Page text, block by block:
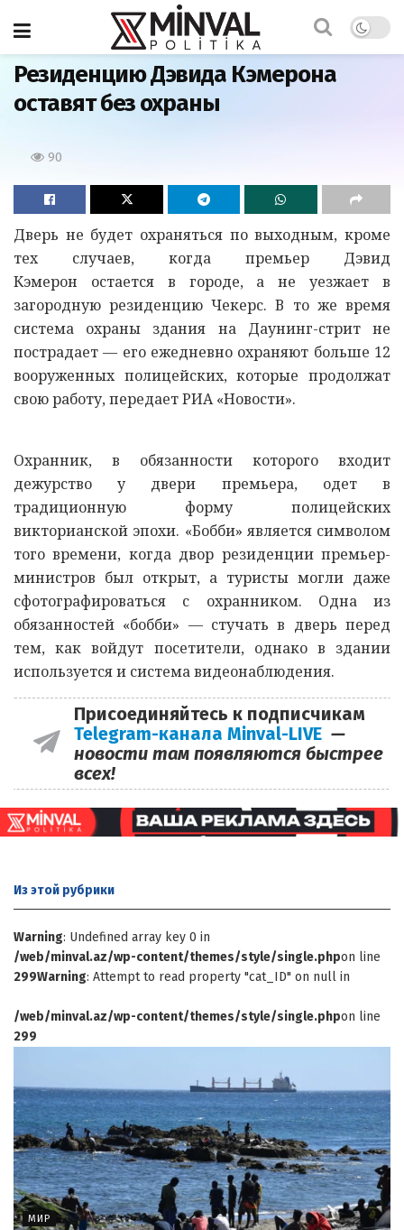
Главная
Резиденцию Дэвида Кэмерона
оставят без охраны
90
Дверь не будет охраняться по выходным, кроме
тех случаев, когда премьер Дэвид
Кэмерон остается в городе, а не уезжает в
загородную резиденцию Чекерс. В то же время
система охраны здания на Даунинг-стрит не
пострадает — его ежедневно охраняют больше 12
вооруженных полицейских, которые продолжат
свою работу, передает РИА «Новости».
Охранник, в обязанности которого входит
дежурство у двери премьера, одет в
традиционную форму полицейских
викторианской эпохи. «Бобби» является символом
того времени, когда двор резиденции премьер-
министров был открыт, а туристы могли даже
сфотографироваться с охранником. Одна из
обязанностей «бобби» — стучать в дверь перед
тем, как войдут посетители, однако в здании
используется и система видеонаблюдения.
Присоединяйтесь к подписчикам
Telegram-канала Minval-LIVE —
новости там появляются быстрее
всех!
Из этой рубрики
Warning: Undefined array key 0 in
/web/minval.az/wp-content/themes/style/single.phpon line
299Warning: Attempt to read property "cat_ID" on null in
/web/minval.az/wp-content/themes/style/single.phpon line
299
МИР